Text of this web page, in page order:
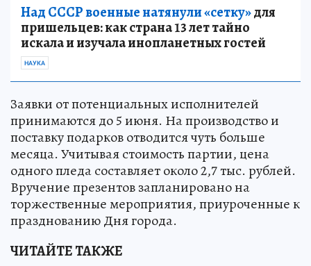
Над СССР военные натянули «сетку»для
пришельцев: как страна 13 лет тайно
искала и изучала инопланетных гостей
НАУКА
Заявки от потенциальных исполнителей
принимаются до 5 июня. На производство и
поставку подарков отводится чуть больше
месяца. Учитывая стоимость партии, цена
одного пледа составляет около 2,7 тыс. рублей.
Вручение презентов запланировано на
торжественные мероприятия, приуроченные к
празднованию Дня города.
ЧИТАЙТЕ ТАКЖЕ